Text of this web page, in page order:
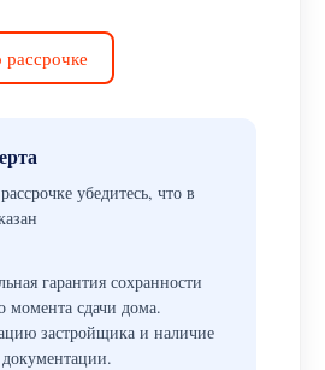
рассрочке
убедитесь, что в
гарантия сохранности
момента сдачи дома.
застройщика и наличие